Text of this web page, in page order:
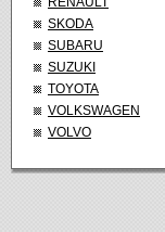
SKODA
SUBARU
SUZUKI
TOYOTA
VOLKSWAGEN
VOLVO